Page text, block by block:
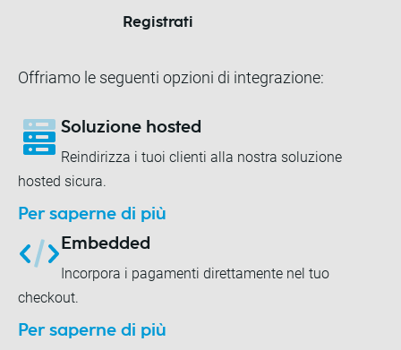
Registrati
Offriamo le seguenti opzioni di integrazione:
Soluzione hosted
Reindirizza i tuoi clienti alla nostra soluzione
hosted sicura.
Per saperne di più
Embedded
Incorpora i pagamenti direttamente nel tuo
checkout.
Per saperne di più